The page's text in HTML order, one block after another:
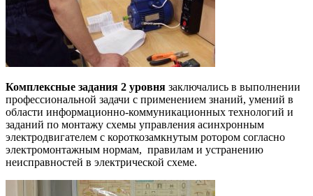
Комплексные задания 2 уровня заключались в выполнении
профессиональной задачи с применением знаний, умений в
области информационно-коммуникационных технологий и
заданий по монтажу схемы управления асинхронным
электродвигателем с короткозамкнутым ротором согласно
электромонтажным нормам, правилам и устранению
неисправностей в электрической схеме.